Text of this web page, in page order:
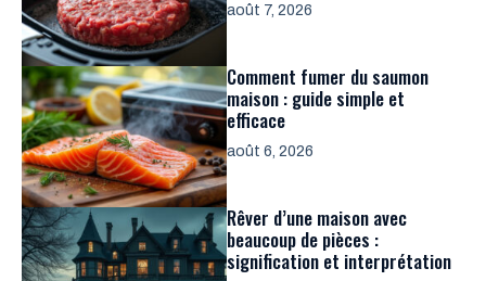
août 7, 2026
Comment fumer du saumon
maison : guide simple et
efficace
août 6, 2026
Rêver d’une maison avec
beaucoup de pièces :
signification et interprétation